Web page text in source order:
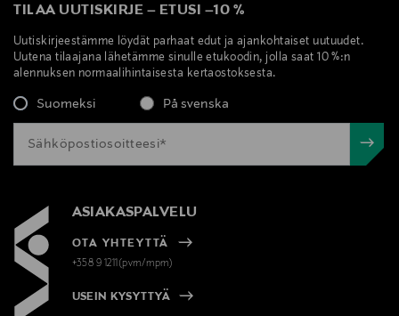
TILAA UUTISKIRJE – ETUSI –10 %
Uutiskirjeestämme löydät parhaat edut ja ajankohtaiset uutuudet.
Uutena tilaajana lähetämme sinulle etukoodin, jolla saat 10 %:n
alennuksen normaalihintaisesta kertaostoksesta.
Suomeksi På svenska
ASIAKASPALVELU
OTA YHTEYTTÄ
+358 9 1211(pvm/mpm)
USEIN KYSYTTYÄ